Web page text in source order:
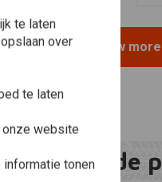
View more
te laten
over
te laten
onze website
informatie tonen